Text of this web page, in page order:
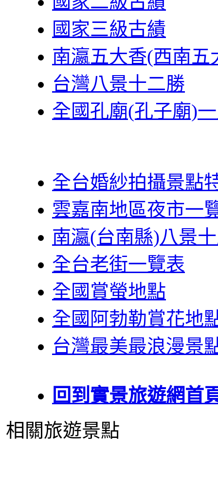
國家三級古績
南瀛五大香(西南五
台灣八景十二勝
全國孔廟(孔子廟)
全台婚紗拍攝景點
雲嘉南地區夜市一
南瀛(台南縣)八景
全台老街一覽表
全國賞螢地點
全國阿勃勒賞花地
台灣最美最浪漫景
回到實景旅遊網首
相關旅遊景點